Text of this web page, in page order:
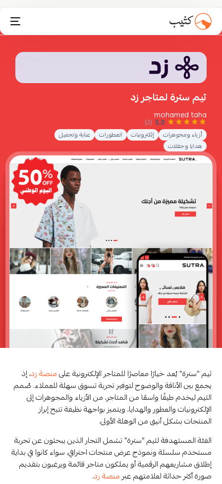
ثيم سترة لمتاجر زد
mohamed taha
5.0
(2)
أزياء ومجوهرات إلكترونيات العطورات
عناية وتجميل
هدايا وحفلات
ثيم “سترة” يُعد خيارًا معاصرًا للمتاجر الإلكترونية علىمنصة زد، إذ
يجمع بين الأناقة والوضوح لتوفير تجربة تسوق سهلة للعملاء. صُمم
الثيم ليخدم طيفًا واسعًا من المتاجر، من الأزياء والمجوهرات إلى
الإلكترونيات والعطور والهدايا، ويتميز بواجهة نظيفة تتيح إبراز
المنتجات بشكل أنيق من الوهلة الأولى.
الفئة المستهدفة لثيم “سترة” تشمل التجار الذين يبحثون عن تجربة
مستخدم سلسلة ونموذج عرض منتجات احترافي، سواء كانوا في بداية
إطلاق مشاريعهم الرقمية أو يملكون متاجر قائمة ويرغبون بتقديم
صورة أكثر حداثة لعلامتهم عبرمنصة زد.